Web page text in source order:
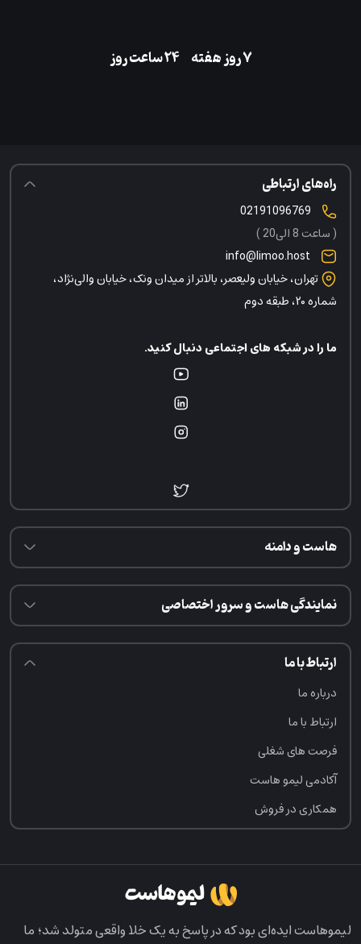
۷ روز هفته ‌۲۴ ساعت روز
هاست و دامنه
نمایندگی هاست و سرور اختصاصی
ارتباط با ما
درباره ما
ارتباط با ما
فرصت‌ های شغلی
آکادمی لیمو هاست
همکاری در فروش
راه‌های ارتباطی
( ساعت 8 الی20 )
info@limoo.host
تهران، خیابان ولیعصر، بالاتر از میدان ونک، خیابان والی‌نژاد،
شماره ۲۰، طبقه دوم
ما را در شبکه های اجتماعی دنبال کنید.
لیمو‌هاست ایده‌ای بود که در پاسخ به یک خلا واقعی متولد شد؛ ما